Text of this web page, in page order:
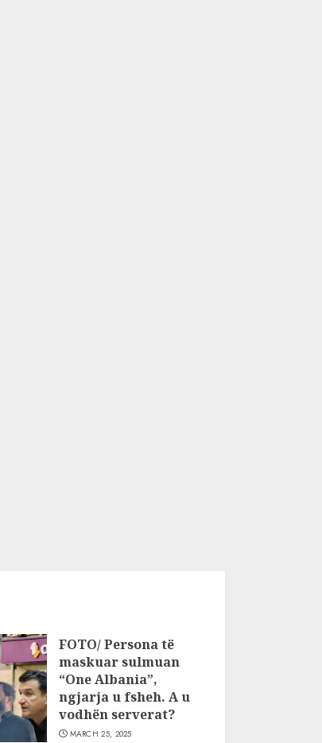
FOTO/ Persona të
maskuar sulmuan
“One Albania”,
ngjarja u fsheh. A u
vodhën serverat?
MARCH 25, 2025